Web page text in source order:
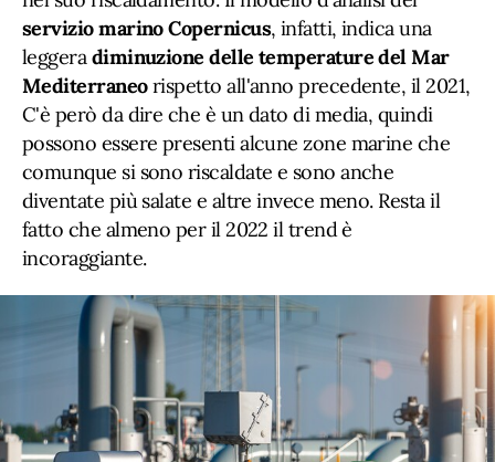
servizio marino Copernicus, infatti, indica una
leggeradiminuzione delle temperature del Mar
Mediterraneorispetto all'anno precedente, il 2021,
C'è però da dire che è un dato di media, quindi
possono essere presenti alcune zone marine che
comunque si sono riscaldate e sono anche
diventate più salate e altre invece meno. Resta il
fatto che almeno per il 2022 il trend è
incoraggiante.